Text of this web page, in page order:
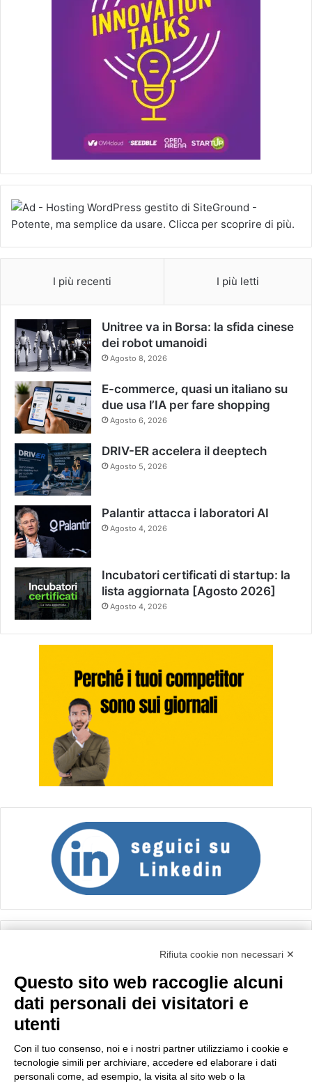
I più recenti I più letti
Unitree va in Borsa: la sfida cinese
dei robot umanoidi
Agosto 8, 2026
E-commerce, quasi un italiano su
due usa l’IA per fare shopping
Agosto 6, 2026
DRIV-ER accelera il deeptech
Agosto 5, 2026
Palantir attacca i laboratori AI
Agosto 4, 2026
Incubatori certificati di startup: la
lista aggiornata [Agosto 2026]
Agosto 4, 2026
Importo netto (€):
Rifiuta cookie non necessari ✕
Questo sito web raccoglie alcuni
dati personali dei visitatori e
utenti
Con il tuo consenso, noi e i nostri partner utilizziamo i cookie e
tecnologie simili per archiviare, accedere ed elaborare i dati
personali come, ad esempio, la visita al sito web o la